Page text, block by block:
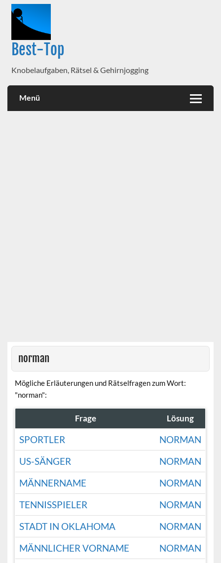
Best-Top
Knobelaufgaben, Rätsel & Gehirnjogging
Menü
norman
Mögliche Erläuterungen und Rätselfragen zum Wort:
"norman":
Frage Lösung
SPORTLER
NORMAN
US-SÄNGER
NORMAN
MÄNNERNAME
NORMAN
TENNISSPIELER
NORMAN
STADT IN OKLAHOMA
NORMAN
MÄNNLICHER VORNAME
NORMAN